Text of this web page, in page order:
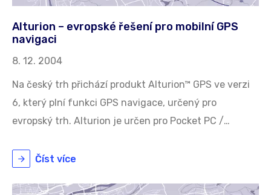
Alturion – evropské řešení pro mobilní GPS
navigaci
8. 12. 2004
Na český trh přichází produkt Alturion™ GPS ve verzi
6, který plní funkci GPS navigace, určený pro
evropský trh. Alturion je určen pro Pocket PC /…
Číst více